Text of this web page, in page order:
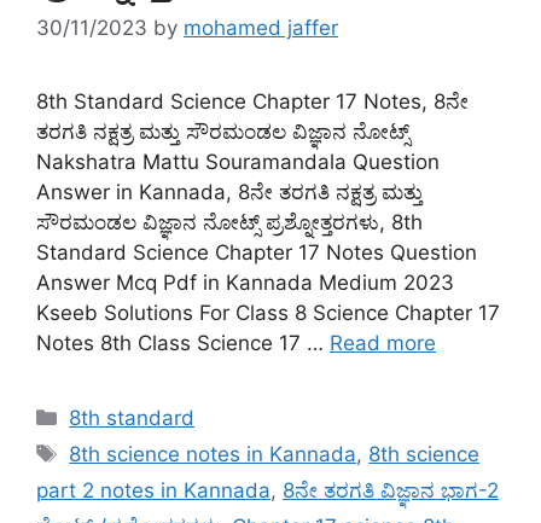
30/11/2023 by mohamed jaffer
8th Standard Science Chapter 17 Notes, 8ನೇ
ತರಗತಿ ನಕ್ಷತ್ರ ಮತ್ತು ಸೌರಮಂಡಲ ವಿಜ್ಞಾನ ನೋಟ್ಸ್‌
Nakshatra Mattu Souramandala Question
Answer in Kannada, 8ನೇ ತರಗತಿ ನಕ್ಷತ್ರ ಮತ್ತು
ಸೌರಮಂಡಲ ವಿಜ್ಞಾನ ನೋಟ್ಸ್ ಪ್ರಶ್ನೋತ್ತರಗಳು, 8th
Standard Science Chapter 17 Notes Question
Answer Mcq Pdf in Kannada Medium 2023
Kseeb Solutions For Class 8 Science Chapter 17
Notes 8th Class Science 17 … Read more
Categories
8th standard
Tags
8th science notes in Kannada, 8th science
part 2 notes in Kannada, 8ನೇ ತರಗತಿ ವಿಜ್ಞಾನ ಭಾಗ-2